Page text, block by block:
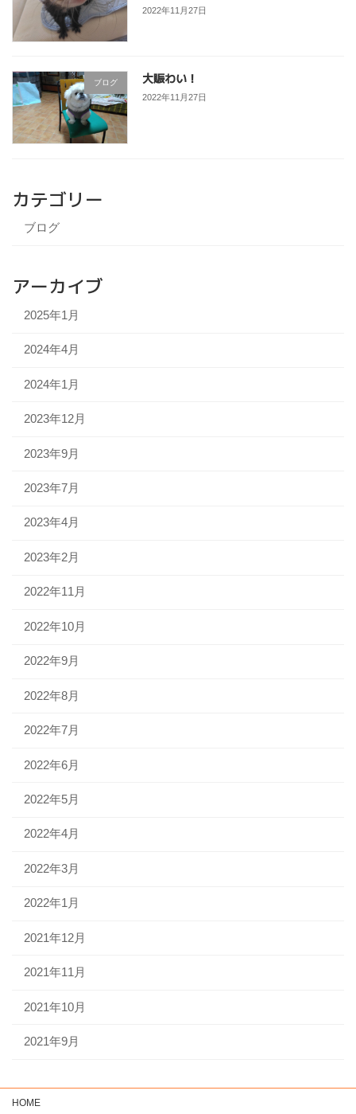
2022年11月27日
ブログ 大賑わい！
2022年11月27日
カテゴリー
ブログ
アーカイブ
2025年1月
2024年4月
2024年1月
2023年12月
2023年9月
2023年7月
2023年4月
2023年2月
2022年11月
2022年10月
2022年9月
2022年8月
2022年7月
2022年6月
2022年5月
2022年4月
2022年3月
2022年1月
2021年12月
2021年11月
2021年10月
2021年9月
HOME